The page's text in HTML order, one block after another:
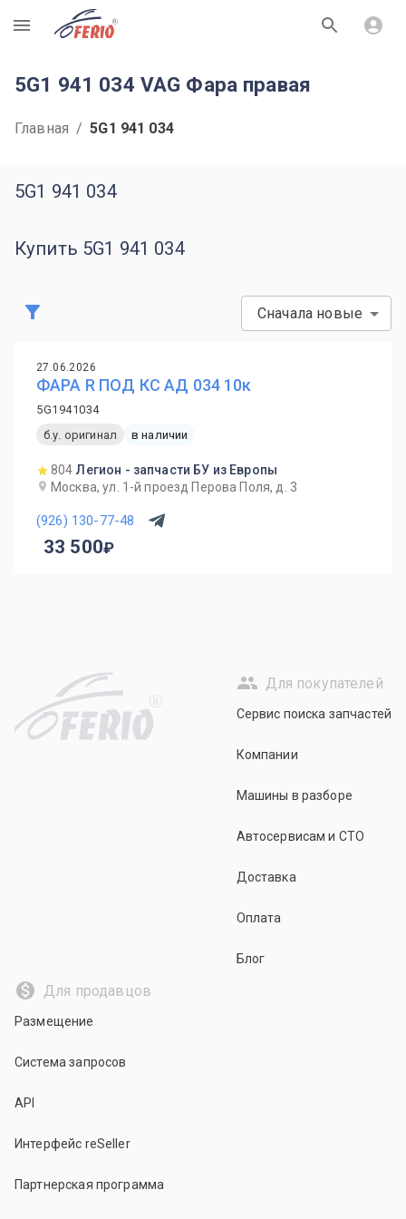
R
5G1 941 034 VAG Фара правая
Главная / 5G1 941 034
5G1 941 034
Купить 5G1 941 034
Сначала новые
27.06.2026
ФАРА R ПОД КС АД 034 10к
5G1941034
б.у. оригинал
в наличии
804 Легион - запчасти БУ из Европы
Москва, ул. 1-й проезд Перова Поля, д. 3
(926) 130-77-48
33 500
R
Для покупателей
Сервис поиска запчастей
Компании
Машины в разборе
Автосервисам и СТО
Доставка
Оплата
Блог
Для продавцов
Размещение
Система запросов
API
Интерфейс reSeller
Партнерская программа